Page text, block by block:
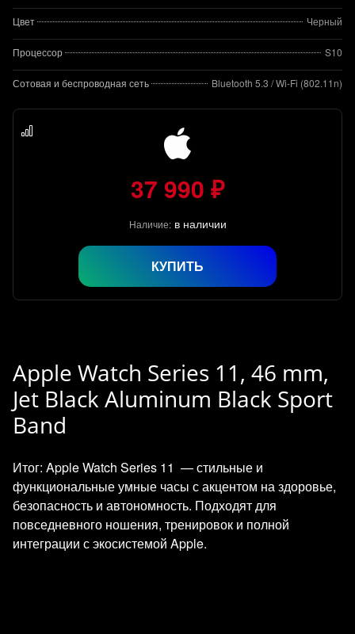
Цвет Черный
Процессор S10
Сотовая и беспроводная сеть Bluetooth 5.3 / Wi-Fi (802.11n)
37 990 ₽
Наличие: в наличии
КУПИТЬ
Apple Watch Series 11, 46 mm,
Jet Black Aluminum Black Sport
Band
Итог: Apple Watch Series 11 — стильные и
функциональные умные часы с акцентом на здоровье,
безопасность и автономность. Подходят для
повседневного ношения, тренировок и полной
интеграции с экосистемой Apple.